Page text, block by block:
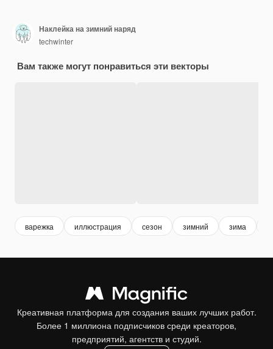
Наклейка на зимний наряд
techwinter
Вам также могут понравиться эти векторы
варежка иллюстрация сезон зимний зима
Креативная платформа для создания ваших лучших работ.
Более 1 миллиона подписчиков среди креаторов,
предприятий, агентств и студий.